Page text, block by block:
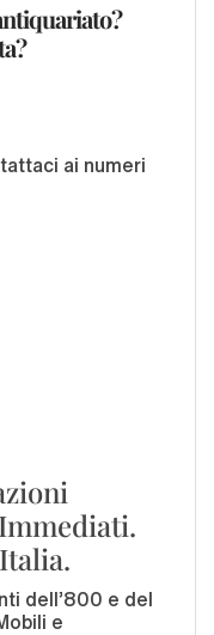
ai numeri
dell'800 e del
e